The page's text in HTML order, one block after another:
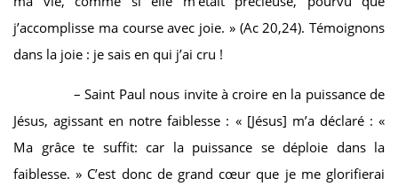
j’accomplisse ma course avec joie. » (Ac 20,24). Témoignons
dans la joie : je sais en qui j’ai cru !
– Saint Paul nous invite à croire en la puissance de
Jésus, agissant en notre faiblesse : « [Jésus] m’a déclaré : «
Ma grâce te suffit: car la puissance se déploie dans la
faiblesse. » C’est donc de grand cœur que je me glorifierai